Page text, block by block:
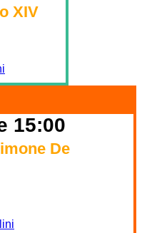
XIV
15:00
De